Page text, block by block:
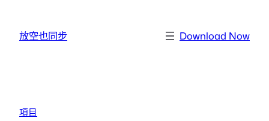
放空也同步 Download Now
項目